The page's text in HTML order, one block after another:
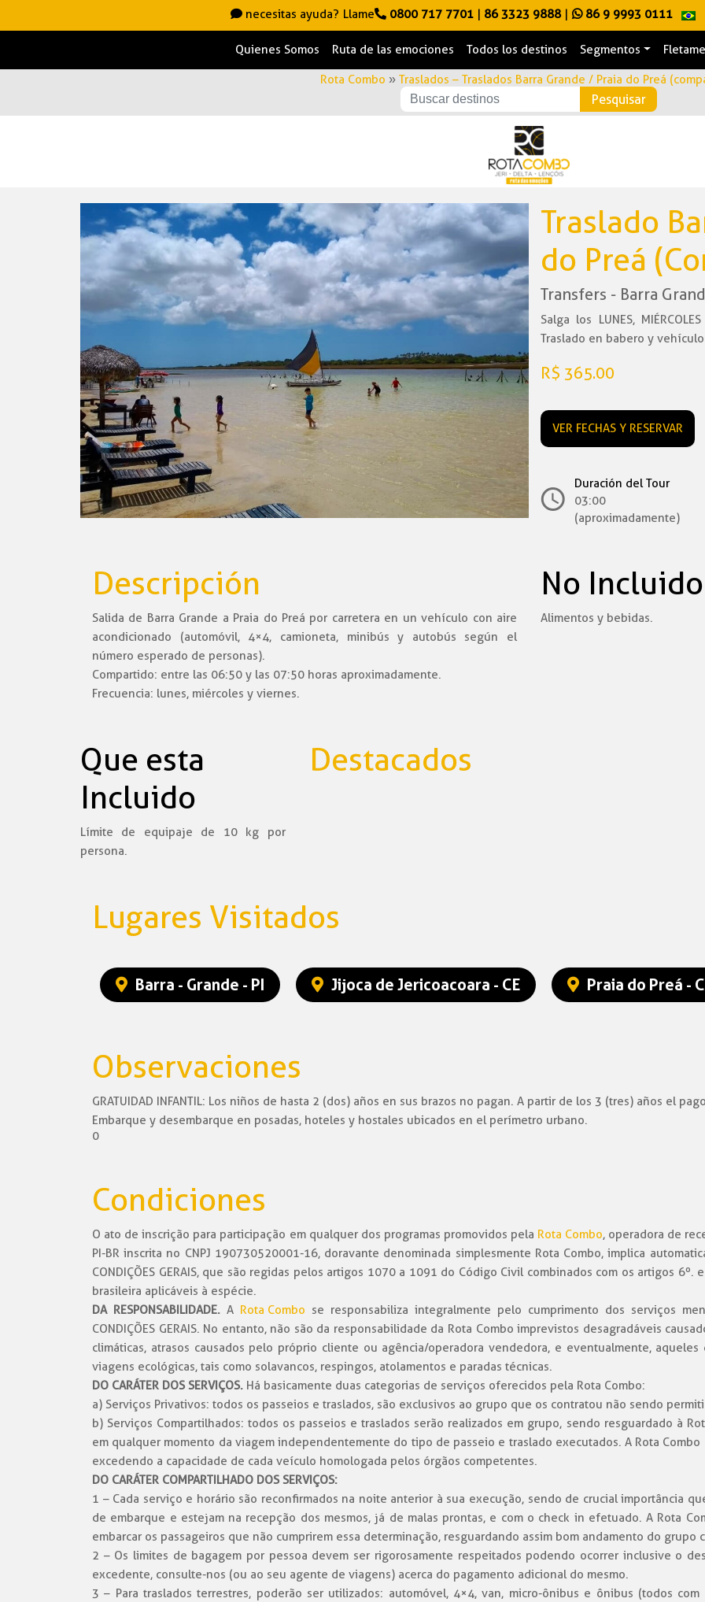
necesitas ayuda? Llame 0800 717 7701| 86 3323 9888| 86 9 9993 0111
Quienes Somos Ruta de las emociones Todos los destinos Segmentos
Rota Combo » Traslados – Traslados Barra Grande / Praia do Preá
Traslado
do Preá
Transfers - Barra
Salga los LUNES,
Traslado en babero y
R$ 365.00
VER FECHAS Y RESERVAR
Duración del Tour
03:00
(aproximadamente)
Descripción
Salida de Barra Grande a Praia do Preá por carretera en un vehículo con aire
acondicionado (automóvil, 4×4, camioneta, minibús y autobús según el
número esperado de personas).
Compartido: entre las 06:50 y las 07:50 horas aproximadamente.
Frecuencia: lunes, miércoles y viernes.
No Incluido
Alimentos y bebidas.
Que esta
Incluido
Límite de equipaje de 10 kg por
persona.
Destacados
Lugares Visitados
Barra - Grande - PI Jijoca de Jericoacoara - CE Praia do Preá -
Observaciones
GRATUIDAD INFANTIL: Los niños de hasta 2 (dos) años en sus brazos no pagan. A partir de los 3 (tres) años el
Embarque y desembarque en posadas, hoteles y hostales ubicados en el perímetro urbano.
0
Condiciones
O ato de inscrição para participação em qualquer dos programas promovidos pela Rota Combo, operadora de
PI-BR inscrita no CNPJ 190730520001-16, doravante denominada simplesmente Rota Combo, implica
CONDIÇÕES GERAIS, que são regidas pelos artigos 1070 a 1091 do Código Civil combinados com os artigos
brasileira aplicáveis à espécie.
DA RESPONSABILIDADE. A Rota Combo se responsabiliza integralmente pelo cumprimento dos serviços
CONDIÇÕES GERAIS. No entanto, não são da responsabilidade da Rota Combo imprevistos desagradáveis
climáticas, atrasos causados pelo próprio cliente ou agência/operadora vendedora, e eventualmente,
viagens ecológicas, tais como solavancos, respingos, atolamentos e paradas técnicas.
DO CARÁTER DOS SERVIÇOS. Há basicamente duas categorias de serviços oferecidos pela Rota Combo:
a) Serviços Privativos: todos os passeios e traslados, são exclusivos ao grupo que os contratou não sendo
b) Serviços Compartilhados: todos os passeios e traslados serão realizados em grupo, sendo resguardado à
em qualquer momento da viagem independentemente do tipo de passeio e traslado executados. A Rota
excedendo a capacidade de cada veículo homologada pelos órgãos competentes.
DO CARÁTER COMPARTILHADO DOS SERVIÇOS:
1 – Cada serviço e horário são reconfirmados na noite anterior à sua execução, sendo de crucial importância
de embarque e estejam na recepção dos mesmos, já de malas prontas, e com o check in efetuado. A Rota
embarcar os passageiros que não cumprirem essa determinação, resguardando assim bom andamento do grupo
2 – Os limites de bagagem por pessoa devem ser rigorosamente respeitados podendo ocorrer inclusive o
excedente, consulte-nos (ou ao seu agente de viagens) acerca do pagamento adicional do mesmo.
3 – Para traslados terrestres, poderão ser utilizados: automóvel, 4×4, van, micro-ônibus e ônibus (todos